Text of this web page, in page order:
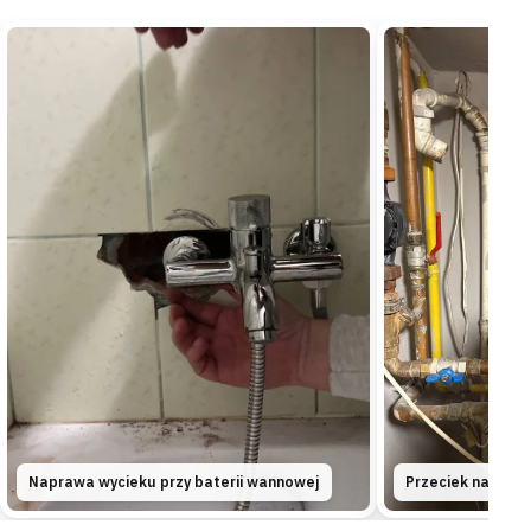
„Złącza przy kotle pokrywała rdza, choć instalacja
nie była bardzo stara.”
Wymieniliśmy skorodowany odcinek na PEX i
uszczelniliśmy złącza w kotłowni —
wymieniliśmy w niecałą godzinę
Wymienione
Wiskitki dom jednorodzinny
„Wysłużony podgrzewacz przestał trzymać
temperaturę i woda robiła się letnia.”
Zdemontowaliśmy stary sprzęt i zamontowaliśmy nowy
bojler z zaworem bezpieczeństwa —
wszystko
zrobiliśmy podczas jednej wizyty.
Zamontowane 1 wizyta
Sochaczew apartamentowiec
Naprawa wycieku przy baterii wannowej Przeciek na